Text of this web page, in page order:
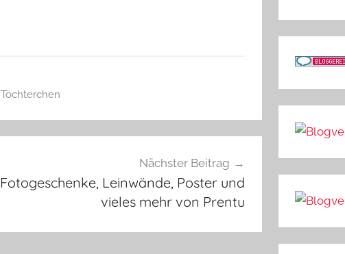
Töchterchen
Nächster Beitrag
Fotogeschenke, Leinwände, Poster und
vieles mehr von Prentu